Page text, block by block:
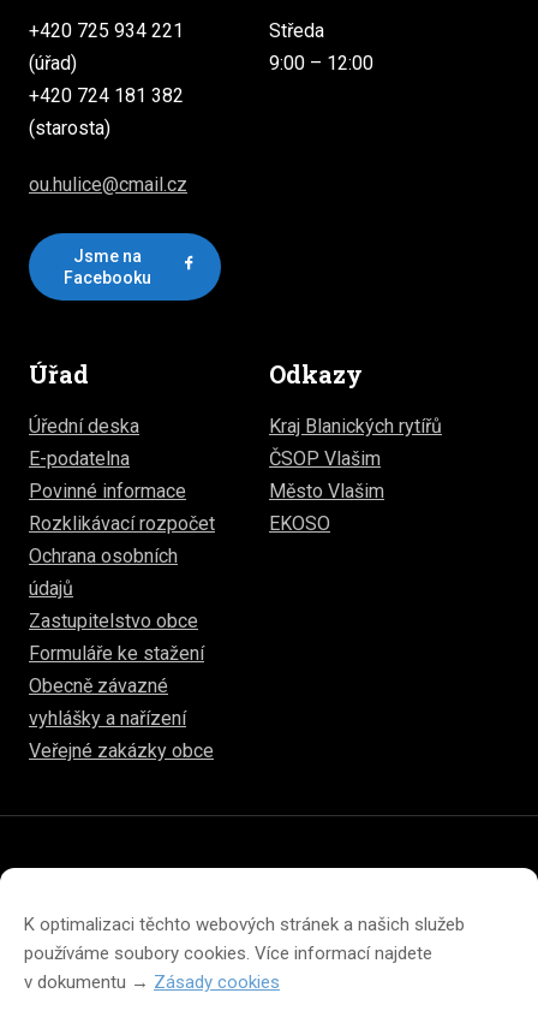
K optimalizaci těchto webových stránek a našich služeb
používáme soubory cookies. Více informací najdete
v dokumentu → Zásady cookies
+420 725 934 221
(úřad)
+420 724 181 382
(starosta)
ou.hulice@cmail.cz
Jsme na
Facebooku
Středa
9:00 – 12:00
Úřad
Úřední deska
E-podatelna
Povinné informace
Rozklikávací rozpočet
Ochrana osobních
údajů
Zastupitelstvo obce
Formuláře ke stažení
Obecně závazné
vyhlášky a nařízení
Veřejné zakázky obce
Odkazy
Kraj Blanických rytířů
ČSOP Vlašim
Město Vlašim
EKOSO
Prohlášení o přístupnosti
Prohlášení o ochraně soukromí
Zásady cookies (EU)